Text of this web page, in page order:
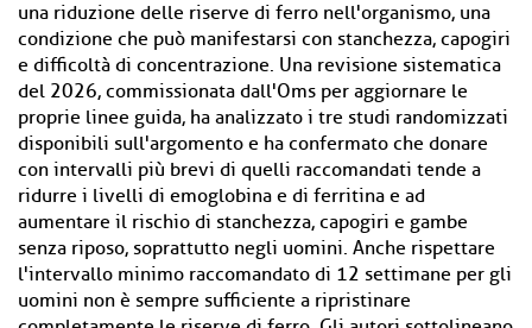
una riduzione delle riserve di ferro nell'organismo, una
condizione che può manifestarsi con stanchezza, capogiri
e difficoltà di concentrazione. Una revisione sistematica
del 2026, commissionata dall'Oms per aggiornare le
proprie linee guida, ha analizzato i tre studi randomizzati
disponibili sull'argomento e ha confermato che donare
con intervalli più brevi di quelli raccomandati tende a
ridurre i livelli di emoglobina e di ferritina e ad
aumentare il rischio di stanchezza, capogiri e gambe
senza riposo, soprattutto negli uomini. Anche rispettare
l'intervallo minimo raccomandato di 12 settimane per gli
uomini non è sempre sufficiente a ripristinare